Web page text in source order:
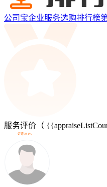
公司宝企业服务选购排行榜
服务评价（
好评99.1%